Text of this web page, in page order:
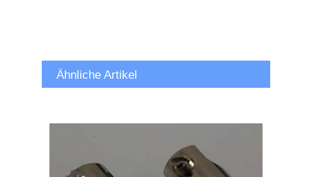
Ähnliche Artikel